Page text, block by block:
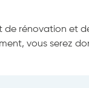
de rénovation et
vous serez